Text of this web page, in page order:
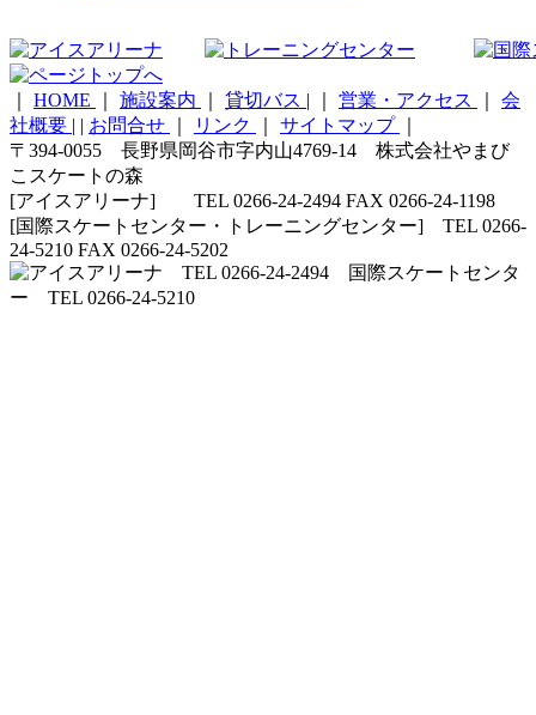
HOME 施設案内 貸切バス | 営業・アクセス
会
社概要 | | お問合せ リンク サイトマップ
〒394-0055 長野県岡谷市字内山4769-14 株式会社やまび
こスケートの森
[アイスアリーナ] TEL 0266-24-2494 FAX 0266-24-1198
[国際スケートセンター・トレーニングセンター] TEL 0266-
24-5210 FAX 0266-24-5202